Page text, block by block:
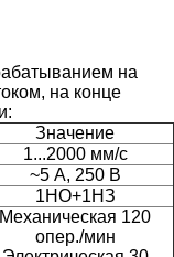
на
на конце
Значение
1...2000 мм/с
~5 А, 250 В
1НО+1НЗ
Механическая 120
опер./мин